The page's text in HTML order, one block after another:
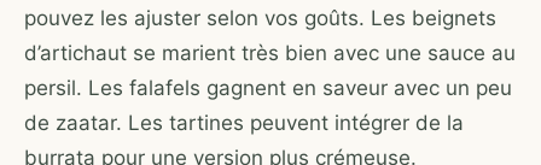
pouvez les ajuster selon vos goûts. Les beignets
d’artichaut se marient très bien avec une sauce au
persil. Les falafels gagnent en saveur avec un peu
de zaatar. Les tartines peuvent intégrer de la
burrata pour une version plus crémeuse.